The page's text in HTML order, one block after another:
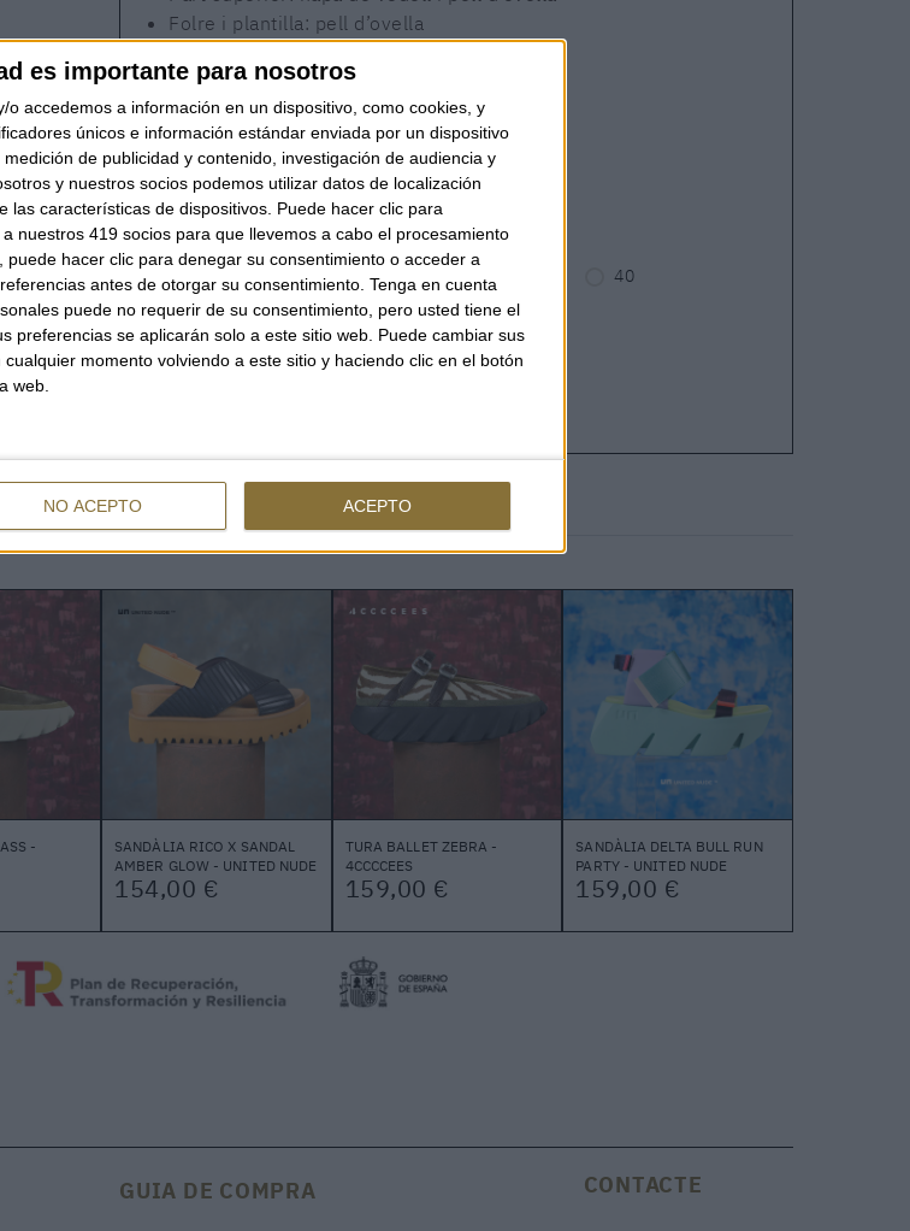
es importante para nosotros
o accedemos a información en un dispositivo, como cookies, y
únicos e información estándar enviada por un dispositivo
de publicidad y contenido, investigación de audiencia y
y nuestros socios podemos utilizar datos de localización
las características de dispositivos. Puede hacer clic para
nuestros 419 socios para que llevemos a cabo el procesamiento
hacer clic para denegar su consentimiento o acceder a
antes de otorgar su consentimiento. Tenga en cuenta
puede no requerir de su consentimiento, pero usted tiene el
preferencias se aplicarán solo a este sitio web. Puede cambiar sus
momento volviendo a este sitio y haciendo clic en el botón
web.
NO ACEPTO ACEPTO
Folre i plantilla: pell d’ovella
PLITA JIN BLACK
OPCIONS
37 40
171,00 €
TAMBÉ HAN MIRAT
-
SANDÀLIA RICO X SANDAL
AMBER GLOW - UNITED NUDE
154,00 €
TURA BALLET ZEBRA -
4CCCCEES
159,00 €
SANDÀLIA DELTA BULL RUN
PARTY - UNITED NUDE
159,00 €
GUIA DE COMPRA CONTACTE